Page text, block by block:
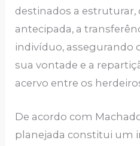
destinados a estruturar,
antecipada, a
indivíduo, assegurando
sua vontade e a
acervo entre os
De acordo com
planejada constitui um